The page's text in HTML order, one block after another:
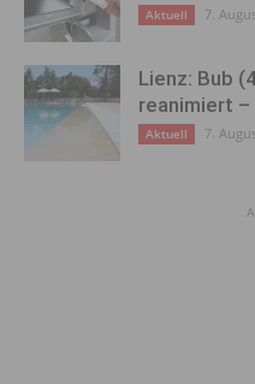
Aktuell 7.
Lienz: Bub
reanimiert
Aktuell 7.